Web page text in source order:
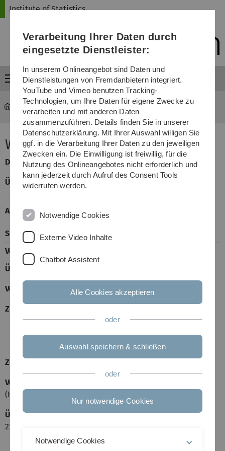
Direkt
Direkt
Direkt
(Sprache,
Drucken,
Media)
Direkt
Direkt
Institute of Statistics
Menü
Wirtschaftsstatistik
Dozent: Prof. Dr. Jan Beyersmann
Übungsleiter: Regina Stegherr
Allgemeine Informationen
Sprache
Deutsch
Vorlesung
Übung
Voraussetzungen
Zielgruppe
Stochastik für
Bachelor Wirtschaftswissenschaften
Zeit und Ort
Vorlesung
(Hörsaal Innere Medizin), ab 24.04.2017
ÜbungDonnerstags, 12:00 Uhr, 025, H2, erste Übung am
27.04.2017 (Einführung in R-Studio)
Verarbeitung Ihrer Daten durch
eingesetzte Dienstleister:
In unserem Onlineangebot sind Daten und
Dienstleistungen von Fremdanbietern integriert.
YouTube und Vimeo benutzen Tracking-
Technologien, um Ihre Daten für eigene Zwecke zu
verarbeiten und mit anderen Daten
zusammenzuführen. Details finden Sie in unserer
Datenschutzerklärung. Mit Ihrer Auswahl willigen Sie
ggf. in die Verarbeitung Ihrer Daten zu den jeweiligen
Zwecken ein. Die Einwilligung ist freiwillig, für die
Nutzung des Onlineangebotes nicht erforderlich und
kann jederzeit durch Aufruf des Consent Tools
widerrufen werden.
Notwendige Cookies
Externe Video Inhalte
Chatbot Assistent
Alle Cookies akzeptieren
oder
Auswahl speichern & schließen
oder
Nur notwendige Cookies
Notwendige Cookies